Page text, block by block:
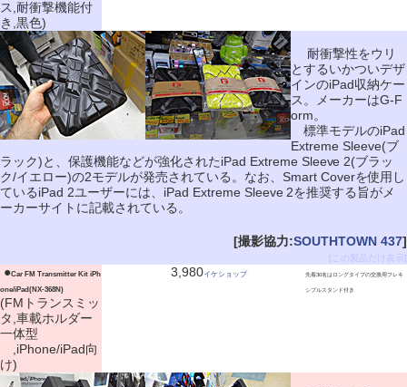
ス,耐衝撃機能付
き,黒色)
耐衝撃性をウリ
とするいかついデザ
インのiPad収納ケー
ス。メーカーはG-F
orm。
標準モデルのiPad
Extreme Sleeve(ブ
ラック)と、保護機能などが強化されたiPad Extreme Sleeve 2(ブラッ
ク/イエロー)の2モデルが発売されている。なお、Smart Coverを使用し
ているiPad 2ユーザーには、iPad Extreme Sleeve 2を推奨する旨がメ
ーカーサイトに記載されている。
[撮影協力:SOUTHTOWN 437]
[この製品だけ表示]
●Car FM Transmitter Kit iPh
one/iPad(NX-368N)
(FMトランスミッ
タ,車載ホルダー
一体型
,iPhone/iPad向
け)
3,980イケショップ 先着30名はロングタイプの交換用フレキ
シブルスタンド付き